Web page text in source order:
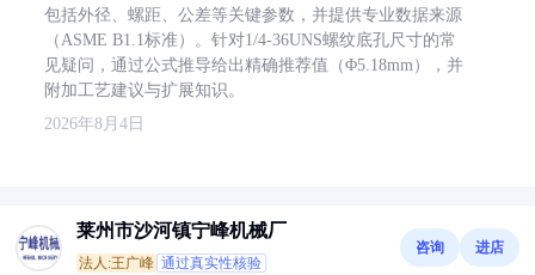
包括外径、螺距、公差等关键参数，并提供专业数据来源
（ASME B1.1标准）。针对1/4-36UNS螺纹底孔尺寸的常
见疑问，通过公式推导给出精确推荐值（Φ5.18mm），并
附加工艺建议与扩展知识。
2026年8月4日
莱州市沙河镇宁峰机械厂
法人:王广峰 通过真实性核验
咨询 进店